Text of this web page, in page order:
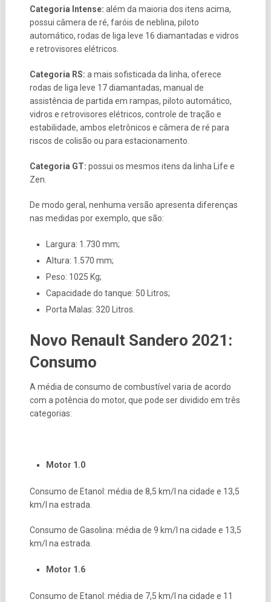
Categoria Intense: além da maioria dos itens acima,
possui câmera de ré, faróis de neblina, piloto
automático, rodas de liga leve 16 diamantadas e vidros
e retrovisores elétricos.
Categoria RS: a mais sofisticada da linha, oferece
rodas de liga leve 17 diamantadas, manual de
assistência de partida em rampas, piloto automático,
vidros e retrovisores elétricos, controle de tração e
estabilidade, ambos eletrônicos e câmera de ré para
riscos de colisão ou para estacionamento.
Categoria GT: possui os mesmos itens da linha Life e
Zen.
De modo geral, nenhuma versão apresenta diferenças
nas medidas por exemplo, que são:
Largura: 1.730 mm;
Altura: 1.570 mm;
Peso: 1025 Kg;
Capacidade do tanque: 50 Litros;
Porta Malas: 320 Litros.
Novo Renault Sandero 2021:
Consumo
A média de consumo de combustível varia de acordo
com a potência do motor, que pode ser dividido em três
categorias:
Motor 1.0
Consumo de Etanol: média de 8,5 km/l na cidade e 13,5
km/l na estrada.
Consumo de Gasolina: média de 9 km/l na cidade e 13,5
km/l na estrada.
Motor 1.6
Consumo de Etanol: média de 7,5 km/l na cidade e 11